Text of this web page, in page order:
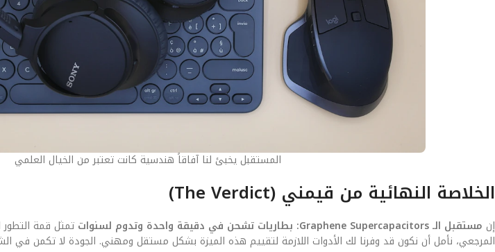
المستقبل يخبئ لنا آفاقاً هندسية كانت تعتبر من الخيال العلمي
الخلاصة النهائية من قيمني (The Verdict)
إن مستقبل الـ Graphene Supercapacitors: بطاريات تشحن في دقيقة واحدة وتدوم لسنوات
تمثل قمة
المرجعي، نأمل أن نكون قد وفرنا لك الأدوات اللازمة لتقييم هذه الميزة بشكل مستقل ومهني. الجودة لا تكمن في